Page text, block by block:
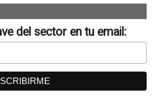
del sector en tu email: